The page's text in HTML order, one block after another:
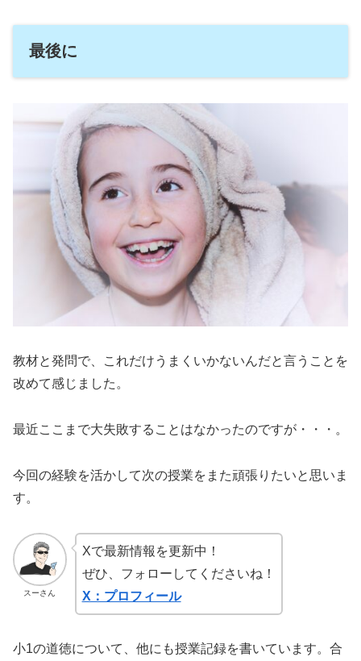
最後に
教材と発問で、これだけうまくいかないんだと言うことを
改めて感じました。
最近ここまで大失敗することはなかったのですが・・・。
今回の経験を活かして次の授業をまた頑張りたいと思いま
す。
スーさん
Xで最新情報を更新中！
ぜひ、フォローしてくださいね！
X：プロフィール
小1の道徳について、他にも授業記録を書いています。合